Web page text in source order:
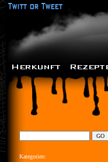
Kategorien: